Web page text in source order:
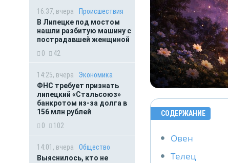
16:37, вчера
Происшествия
В Липецке под мостом
нашли разбитую машину с
пострадавшей женщиной
0
42
14:25, вчера
Экономика
ФНС требует признать
липецкий «Стальсоюз»
банкротом из-за долга в
156 млн рублей
0
102
14:01, вчера
Общество
Выяснилось, кто не
СОДЕРЖАНИЕ
Овен
Телец